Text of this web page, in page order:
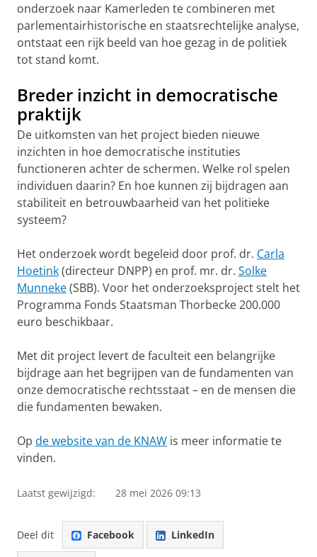
onderzoek naar Kamerleden te combineren met
parlementairhistorische en staatsrechtelijke analyse,
ontstaat een rijk beeld van hoe gezag in de politiek
tot stand komt.
Breder inzicht in democratische
praktijk
De uitkomsten van het project bieden nieuwe
inzichten in hoe democratische instituties
functioneren achter de schermen. Welke rol spelen
individuen daarin? En hoe kunnen zij bijdragen aan
stabiliteit en betrouwbaarheid van het politieke
systeem?
Het onderzoek wordt begeleid door prof. dr. Carla
Hoetink(directeur DNPP) en prof. mr. dr. Solke
Munneke(SBB). Voor het onderzoeksproject stelt het
Programma Fonds Staatsman Thorbecke 200.000
euro beschikbaar.
Met dit project levert de faculteit een belangrijke
bijdrage aan het begrijpen van de fundamenten van
onze democratische rechtsstaat – en de mensen die
die fundamenten bewaken.
Op de website van de KNAW is meer informatie te
vinden.
Laatst gewijzigd: 28 mei 2026 09:13
Deel dit Facebook LinkedIn